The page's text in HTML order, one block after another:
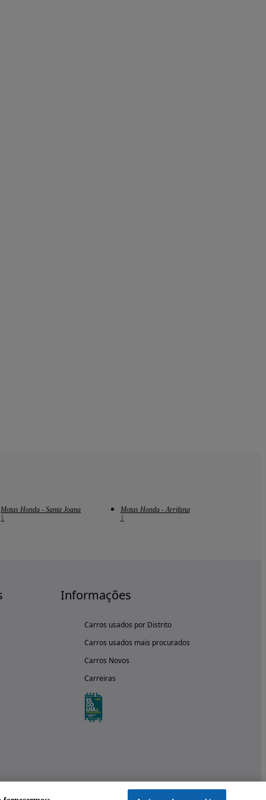
Motas Honda - Santa Joana
1
Motas Honda - Arrifana
1
Informações
Carros usados por Distrito
Carros usados mais procurados
Carros Novos
Carreiras